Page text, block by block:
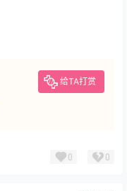
给TA打赏
0 0